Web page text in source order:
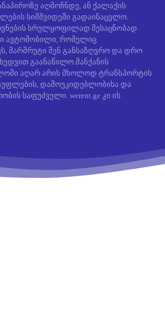
აღმოჩნდე, ან ქალაქის
სიმშვიდეში გადაინაცვლო.
სრულყოფილად შესაცნობად
ავტომობილი, რომელიც
მარშრუტი შენ განსაზღვრო და დრო
გაანაწილო.მანქანის
აღარ არის მხოლოდ ტრანსპორტის
დამოუკიდებლობისა და
საფუძველი. werent.ge კი ის